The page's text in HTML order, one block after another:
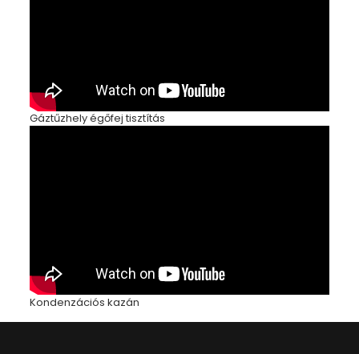
Gáztűzhely égőfej tisztítás
Kondenzációs kazán